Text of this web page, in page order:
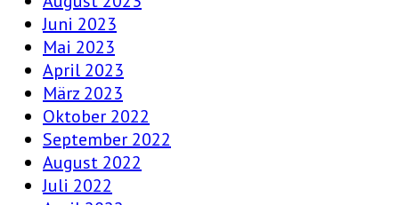
Juni 2023
Mai 2023
April 2023
März 2023
Oktober 2022
September 2022
August 2022
Juli 2022